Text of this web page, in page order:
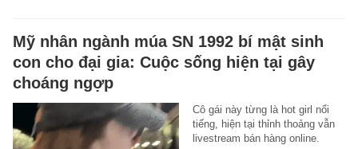
Mỹ nhân ngành múa SN 1992 bí mật sinh
con cho đại gia: Cuộc sống hiện tại gây
choáng ngợp
Cô gái này từng là hot girl nổi
tiếng, hiện tại thỉnh thoảng vẫn
livestream bán hàng online.